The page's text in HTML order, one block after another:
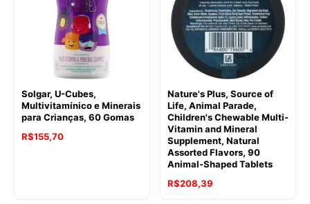
Solgar, U-Cubes,
Multivitamínico e Minerais
para Crianças, 60 Gomas
R$155,70
Nature's Plus, Source of
Life, Animal Parade,
Children's Chewable Multi-
Vitamin and Mineral
Supplement, Natural
Assorted Flavors, 90
Animal-Shaped Tablets
R$208,39